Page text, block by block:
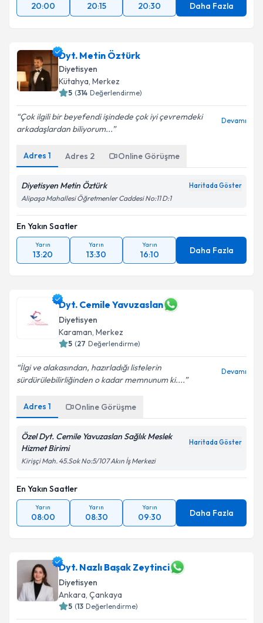
20:00
20:15 20:30 Daha Fazla
Dyt. Metin Öztürk
Diyetisyen
Kütahya, Merkez
5 (314 Değerlendirme)
Çok ilgili bir beyefendi işindede çok iyi çevremdeki
arkadaşlardan biliyorum...
Devamı
Adres 1 Adres 2 Online Görüşme
Diyetisyen Metin Öztürk Haritada Göster
Alipaşa Mahallesi Öğretmenler Caddesi No:11 D:1
En Yakın Saatler
Yarın
13:20
Yarın
13:30
Yarın
16:10 Daha Fazla
Dyt. Cemile Yavuzaslan
Diyetisyen
Karaman, Merkez
5 (27 Değerlendirme)
İlgi ve alakasından, hazırladığı listelerin
sürdürülebilirliğinden o kadar memnunum ki....
Devamı
Adres 1 Online Görüşme
Özel Dyt. Cemile Yavuzaslan Sağlık Meslek
Hizmet Birimi
Haritada Göster
Kirişçi Mah. 45.Sok No:5/107 Akın İş Merkezi
En Yakın Saatler
Yarın
08:00
Yarın
08:30
Yarın
09:30 Daha Fazla
Dyt. Nazlı Başak Zeytinci
Diyetisyen
Ankara, Çankaya
5 (13 Değerlendirme)